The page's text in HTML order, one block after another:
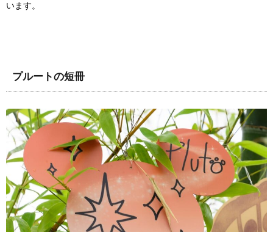
います。
プルートの短冊